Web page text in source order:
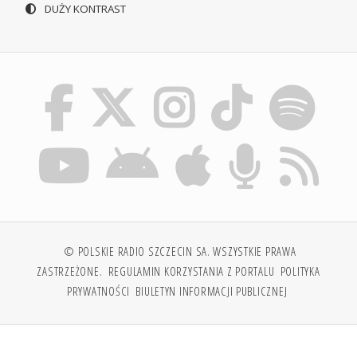
DUŻY KONTRAST
© POLSKIE RADIO SZCZECIN SA. WSZYSTKIE PRAWA
ZASTRZEŻONE. REGULAMIN KORZYSTANIA Z PORTALU POLITYKA
PRYWATNOŚCI BIULETYN INFORMACJI PUBLICZNEJ